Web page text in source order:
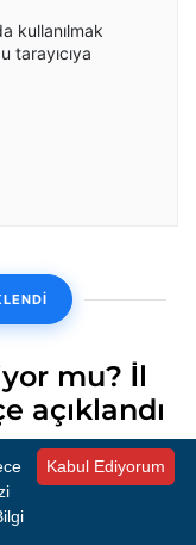
kullanılmak
tarayıcıya
mu? İl
açıklandı
yoğunluğu, il
gibi ölçütleri
listesinde yer
Kabul Ediyorum